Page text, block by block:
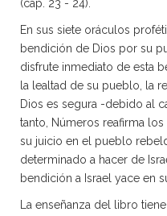
(cap. 23 - 24).
En sus siete oráculos
bendición de Dios por su
disfrute inmediato de esta
la lealtad de su pueblo, la
Dios es segura -debido al
tanto, Números reafirma
su juicio en el pueblo
determinado a hacer de
bendición a Israel yace en
La enseñanza del libro